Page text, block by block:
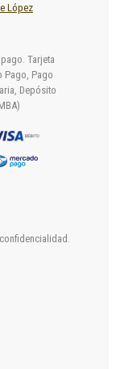
López
Tarjeta
Pago, Pago
Depósito